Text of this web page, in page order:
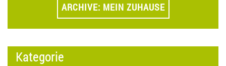
ARCHIVE: MEIN ZUHAUSE
Kategorie